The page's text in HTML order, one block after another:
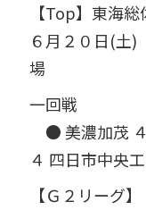
【Top】東海総
６月２０日(土)
場
一回戦
● 美濃加茂 ４
４ 四日市中央
【Ｇ２リーグ】